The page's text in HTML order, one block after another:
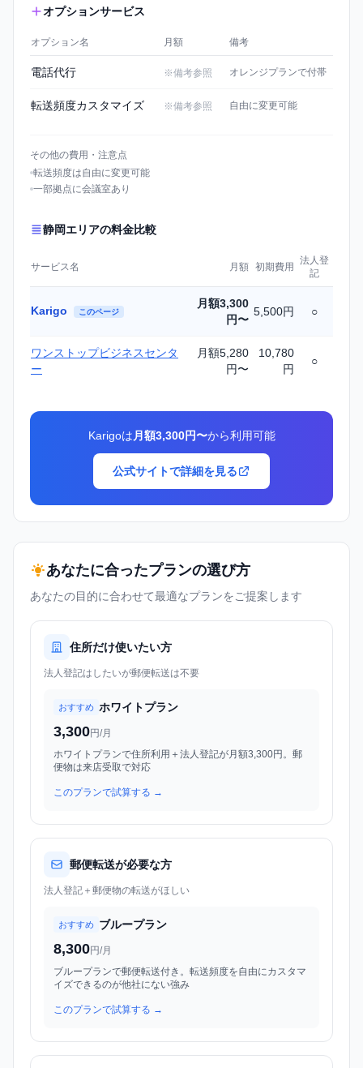
オプションサービス
オプション名 月額 備考
電話代行 ※備考参照 オレンジプランで付帯
転送頻度カスタマイズ ※備考参照 自由に変更可能
その他の費用・注意点
転送頻度は自由に変更可能
一部拠点に会議室あり
静岡エリアの料金比較
静岡エリアのバーチャルオフィス料金比較
サービス名 月額 初期費用
法人登
記
Karigo このページ
月額3,300
円〜
5,500円 ○
ワンストップビジネスセンタ
ー
月額5,280
円〜
10,780
円
○
Karigoは 月額3,300円〜から利用可能
公式サイトで詳細を見る
あなたに合ったプランの選び方
あなたの目的に合わせて最適なプランをご提案します
住所だけ使いたい方
法人登記はしたいが郵便転送は不要
おすすめ ホワイトプラン
3,300円/月
ホワイトプランで住所利用＋法人登記が月額3,300円。郵
便物は来店受取で対応
このプランで試算する →
郵便転送が必要な方
法人登記＋郵便物の転送がほしい
おすすめ ブループラン
8,300円/月
ブループランで郵便転送付き。転送頻度を自由にカスタマ
イズできるのが他社にない強み
このプランで試算する →